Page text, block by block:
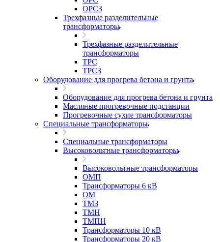
ОРСЗ
Трехфазные разделительные
трансформаторы
Трехфазные разделительные
трансформаторы
ТРС
ТРСЗ
Оборудование для прогрева бетона и грунта
Оборудование для прогрева бетона и грунта
Масляные прогревочные подстанции
Прогревочные сухие трансформаторы
Специальные трансформаторы
Специальные трансформаторы
Высоковольтные трансформаторы
Высоковольтные трансформаторы
ОМП
Трансформаторы 6 кВ
ОМ
ТМЗ
ТМН
ТМПН
Трансформаторы 10 кВ
Трансформаторы 20 кВ